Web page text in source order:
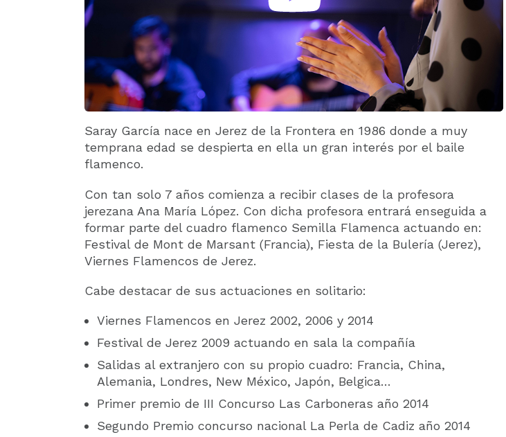
Saray García nace en Jerez de la Frontera en 1986 donde a muy
temprana edad se despierta en ella un gran interés por el baile
flamenco.
Con tan solo 7 años comienza a recibir clases de la profesora
jerezana Ana María López. Con dicha profesora entrará enseguida a
formar parte del cuadro flamenco Semilla Flamenca actuando en:
Festival de Mont de Marsant (Francia), Fiesta de la Bulería (Jerez),
Viernes Flamencos de Jerez.
Cabe destacar de sus actuaciones en solitario:
Viernes Flamencos en Jerez 2002, 2006 y 2014
Festival de Jerez 2009 actuando en sala la compañía
Salidas al extranjero con su propio cuadro: Francia, China,
Alemania, Londres, New México, Japón, Belgica…
Primer premio de III Concurso Las Carboneras año 2014
Segundo Premio concurso nacional La Perla de Cadiz año 2014